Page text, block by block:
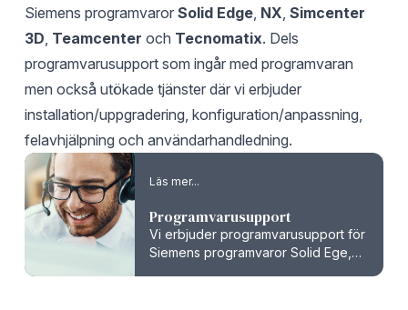
Siemens programvaror Solid Edge, NX, Simcenter
3D, Teamcenter och Tecnomatix. Dels
programvarusupport som ingår med programvaran
men också utökade tjänster där vi erbjuder
installation/uppgradering, konfiguration/anpassning,
felavhjälpning och användarhandledning.
Läs mer...
Programvarusupport
Vi erbjuder programvarusupport för
Siemens programvaror Solid Ege,